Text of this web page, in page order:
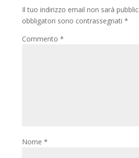
Il tuo indirizzo email non sarà
obbligatori sono contrassegnati *
Commento *
Nome *